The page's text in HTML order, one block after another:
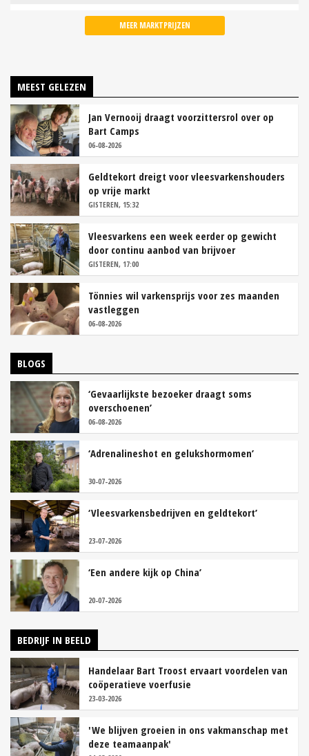
MEER MARKTPRIJZEN
MEEST GELEZEN
Jan Vernooij draagt voorzittersrol over op
Bart Camps
06-08-2026
Geldtekort dreigt voor vleesvarkenshouders
op vrije markt
GISTEREN, 15:32
Vleesvarkens een week eerder op gewicht
door continu aanbod van brijvoer
GISTEREN, 17:00
Tönnies wil varkensprijs voor zes maanden
vastleggen
06-08-2026
BLOGS
‘Gevaarlijkste bezoeker draagt soms
overschoenen’
06-08-2026
‘Adrenalineshot en gelukshormomen’
30-07-2026
‘Vleesvarkensbedrijven en geldtekort’
23-07-2026
‘Een andere kijk op China’
20-07-2026
BEDRIJF IN BEELD
Handelaar Bart Troost ervaart voordelen van
coöperatieve voerfusie
23-03-2026
'We blijven groeien in ons vakmanschap met
deze teamaanpak'